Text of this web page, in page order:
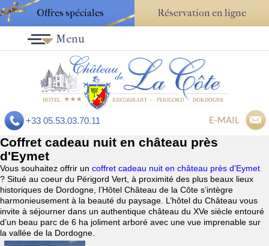
Offres spéciales Réservation en ligne
+33 05.53.03.70.11 E-MAIL
Menu
Coffret cadeau nuit en château près
d'Eymet
Vous souhaitez offrir un coffret cadeau nuit en château près d'Eymet
? Situé au coeur du Périgord Vert, à proximité des plus beaux lieux
historiques de Dordogne, l’Hôtel Château de la Côte s’intègre
harmonieusement à la beauté du paysage. L’hôtel du Château vous
invite à séjourner dans un authentique château du XVe siècle entouré
d’un beau parc de 6 ha joliment arboré avec une vue imprenable sur
la vallée de la Dordogne.